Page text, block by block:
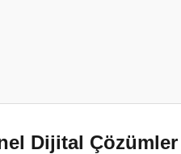
Dijital Çözümler